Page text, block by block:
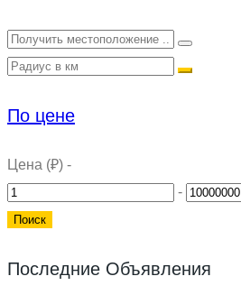
По цене
Цена (₽) -
-
Последние Объявления